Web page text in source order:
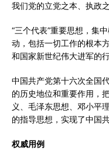
我们党的立党之本、执政
“三个代表”重要思想，集
动，包括一切工作的根本
和国家新世纪伟大进军的行
中国共产党第十六次全国
的历史地位和重要作用，
义、毛泽东思想、邓小平
的指导思想，实现了中国
权威用例